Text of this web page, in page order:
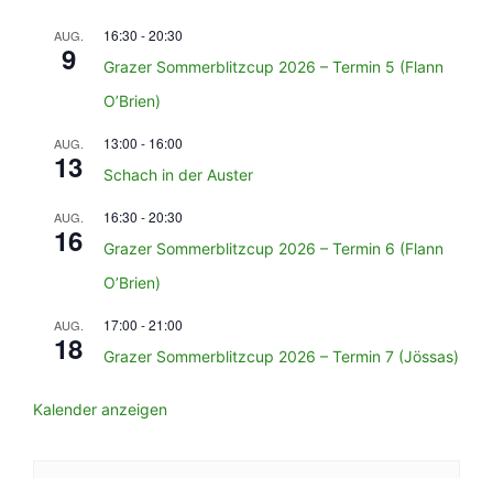
AUG.
9
16:30 -20:30
Grazer Sommerblitzcup 2026 – Termin 5 (Flann
O’Brien)
AUG.
13
13:00 - 16:00
Schach in der Auster
AUG.
16
16:30 -20:30
Grazer Sommerblitzcup 2026 – Termin 6 (Flann
O’Brien)
AUG.
18
17:00 -21:00
Grazer Sommerblitzcup 2026 – Termin 7 (Jössas)
Kalender anzeigen